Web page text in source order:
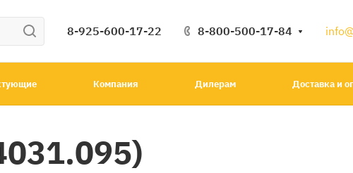
8-925-600-17-22 8-800-500-17-84
Компания Дилерам Доставка и